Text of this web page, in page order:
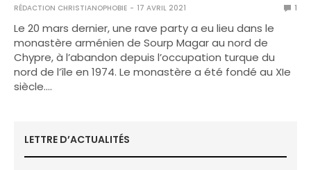
RÉDACTION CHRISTIANOPHOBIE 17 AVRIL 2021 1
Le 20 mars dernier, une rave party a eu lieu dans le
monastère arménien de Sourp Magar au nord de
Chypre, à l’abandon depuis l’occupation turque du
nord de l’île en 1974. Le monastère a été fondé au XIe
siècle.…
LETTRE D’ACTUALITÉS